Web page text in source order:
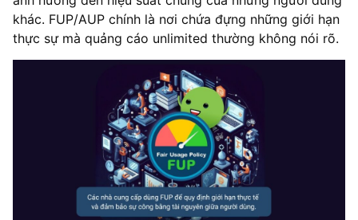
khác. FUP/AUP chính là nơi chứa đựng những giới hạn
thực sự mà quảng cáo unlimited thường không nói rõ.